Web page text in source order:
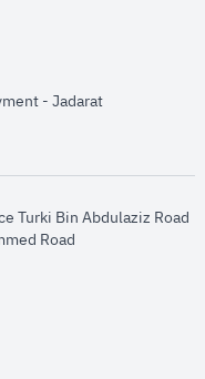
- Jadaratopens in new
Turki Bin Abdulaziz Road
Road​